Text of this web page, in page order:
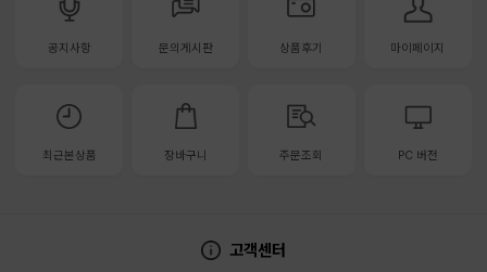
공지사항 문의게시판 상품후기 마이페이지
최근본상품 장바구니 주문조회 PC 버전
고객센터